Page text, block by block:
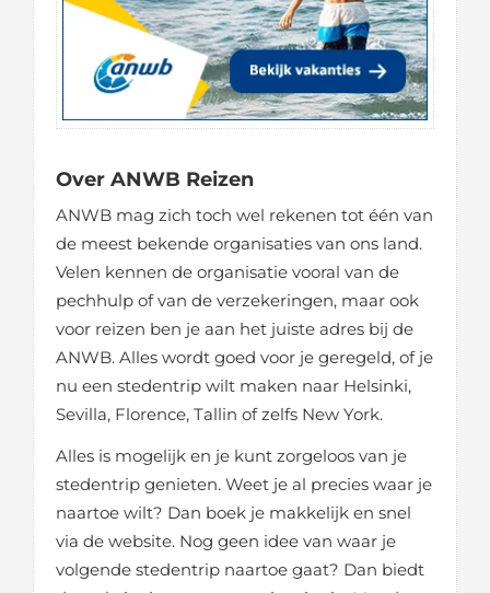
Over ANWB Reizen
ANWB mag zich toch wel rekenen tot één van
de meest bekende organisaties van ons land.
Velen kennen de organisatie vooral van de
pechhulp of van de verzekeringen, maar ook
voor reizen ben je aan het juiste adres bij de
ANWB. Alles wordt goed voor je geregeld, of je
nu een stedentrip wilt maken naar Helsinki,
Sevilla, Florence, Tallin of zelfs New York.
Alles is mogelijk en je kunt zorgeloos van je
stedentrip genieten. Weet je al precies waar je
naartoe wilt? Dan boek je makkelijk en snel
via de website. Nog geen idee van waar je
volgende stedentrip naartoe gaat? Dan biedt